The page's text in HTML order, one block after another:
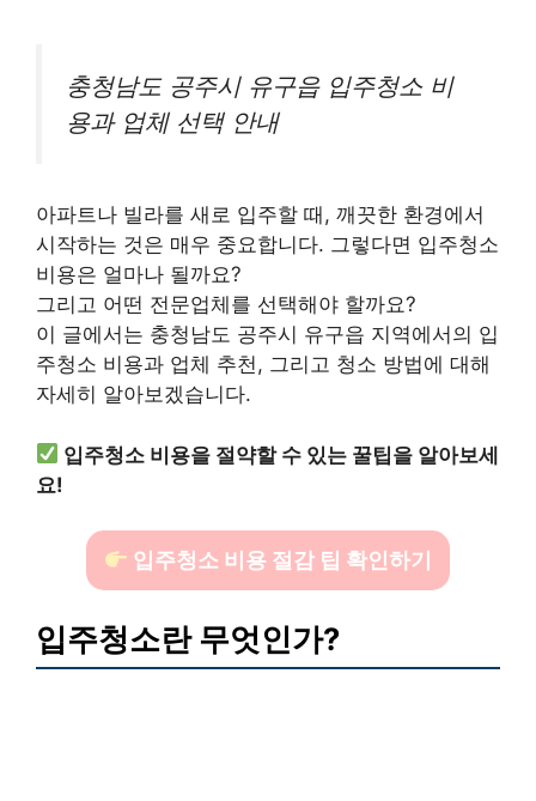
충청남도 공주시 유구읍 입주청소 비
용과 업체 선택 안내
아파트나 빌라를 새로 입주할 때, 깨끗한 환경에서
시작하는 것은 매우 중요합니다. 그렇다면 입주청소
비용은 얼마나 될까요?
그리고 어떤 전문업체를 선택해야 할까요?
이 글에서는 충청남도 공주시 유구읍 지역에서의 입
주청소 비용과 업체 추천, 그리고 청소 방법에 대해
자세히 알아보겠습니다.
입주청소 비용을 절약할 수 있는 꿀팁을 알아보세
요!
입주청소 비용 절감 팁 확인하기
입주청소란 무엇인가?